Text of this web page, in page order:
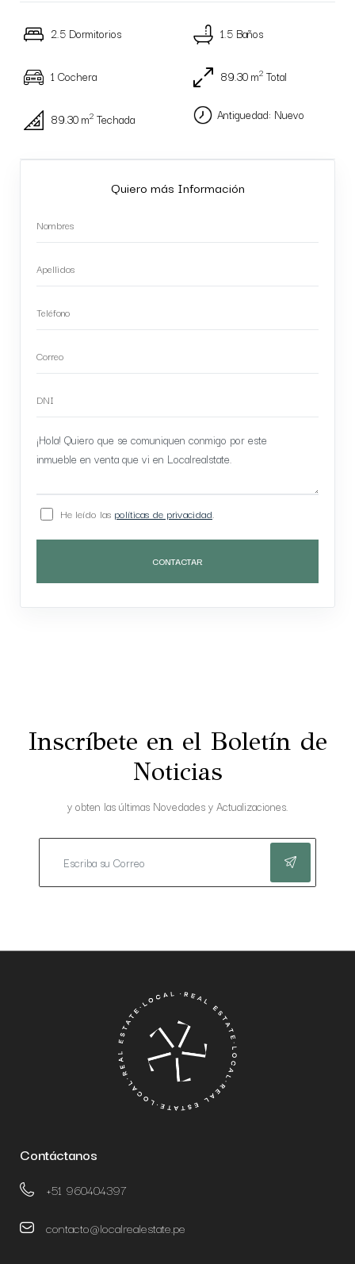
2.5 Dormitorios 1.5 Baños
1 Cochera 89.30 m2 Total
89.30 m2 Techada Antiguedad: Nuevo
Quiero más Información
He leído las políticas de privacidad.
CONTACTAR
Inscríbete en el Boletín de
Noticias
y obten las últimas Novedades y Actualizaciones.
Contáctanos
+51 960404397
contacto@localrealestate.pe